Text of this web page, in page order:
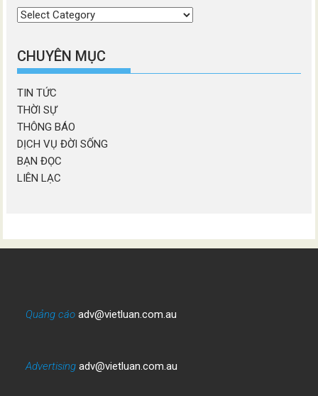
Chọn
mục
CHUYÊN MỤC
TIN TỨC
THỜI SỰ
THÔNG BÁO
DỊCH VỤ ĐỜI SỐNG
BẠN ĐỌC
LIÊN LẠC
Quảng cáo adv@vietluan.com.au
Advertising adv@vietluan.com.au